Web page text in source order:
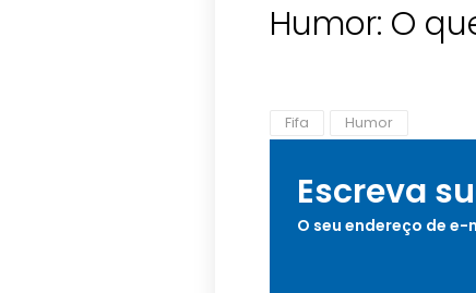
Humor: O
Fifa Humor
Escreva
O seu endereço de